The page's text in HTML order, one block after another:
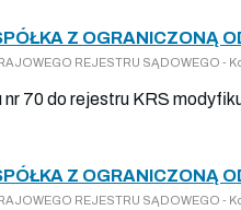
Z OGRANICZONĄ
REJESTRU SĄDOWEGO
nr 70 do rejestru KRS
Z OGRANICZONĄ
REJESTRU SĄDOWEGO